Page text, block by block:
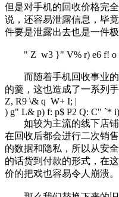
但是对手机的回收价格完
说，还容易泄露信息，毕
件要是泄露出去也是一件
" Z w3 }" V% r) e6 f! o
而随着手机回收事业的
的羹，这也造成了一系列
Z, R9 \& q W+ I; |
) g" L& p) f: p$ P2 Q: C" `*
如较为主流的线下店铺
在回收后都会进行二次销
的数据和隐私，所以从安
的话货到付款的形式，在
价的把戏也容易令人崩溃。